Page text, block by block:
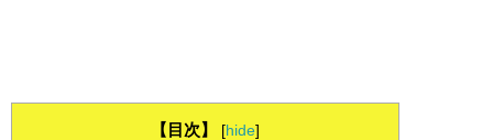
【目次】 [hide]